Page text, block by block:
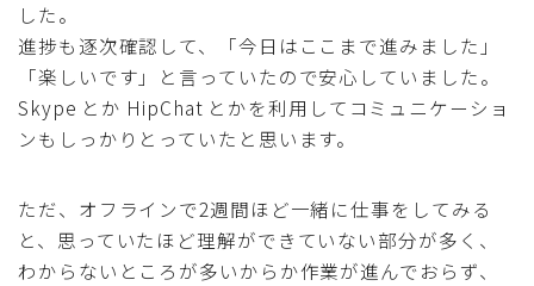
した。
進捗も逐次確認して、「今日はここまで進みました」
「楽しいです」と言っていたので安心していました。
Skype とか HipChat とかを利用してコミュニケーショ
ンもしっかりとっていたと思います。
ただ、オフラインで2週間ほど一緒に仕事をしてみる
と、思っていたほど理解ができていない部分が多く、
わからないところが多いからか作業が進んでおらず、